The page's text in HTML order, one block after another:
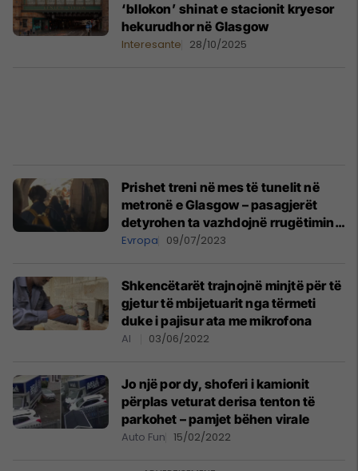
‘bllokon’ shinat e stacionit kryesor
hekurudhor në Glasgow
Interesante 28/10/2025
Prishet treni në mes të tunelit në
metronë e Glasgow – pasagjerët
detyrohen ta vazhdojnë rrugëtimin
në këmbë
Evropa 09/07/2023
Shkencëtarët trajnojnë minjtë për të
gjetur të mbijetuarit nga tërmeti
duke i pajisur ata me mikrofona
AI 03/06/2022
Jo një por dy, shoferi i kamionit
përplas veturat derisa tenton të
parkohet – pamjet bëhen virale
Auto Fun 15/02/2022